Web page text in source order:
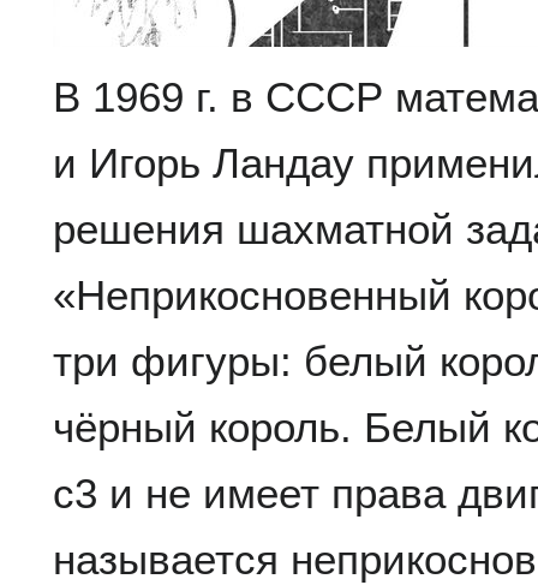
В 1969 г. в СССР
и Игорь Ландау
решения шахматной
«Неприкосновенный
три фигуры: белый
чёрный король. Белый
c3 и не имеет права
называется